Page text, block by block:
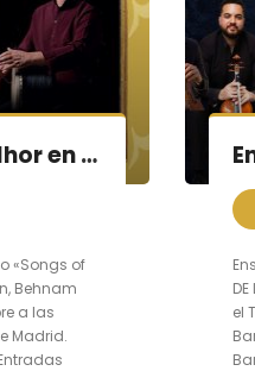
El Maestro Keyhan Kalhor en concierto en Madrid
«Songs of
Behnam
a las
Madrid.
el